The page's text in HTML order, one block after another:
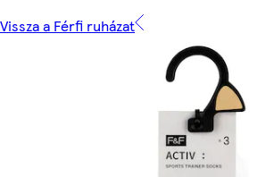
Vissza a Férfi ruházat